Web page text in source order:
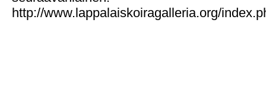
http://www.lappalaiskoiragalleria.org/